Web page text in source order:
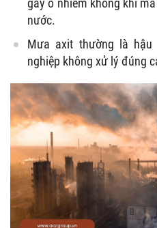
gây ô nhiễm không khí
nước.
Mưa axit thường là
nghiệp không xử lý đúng